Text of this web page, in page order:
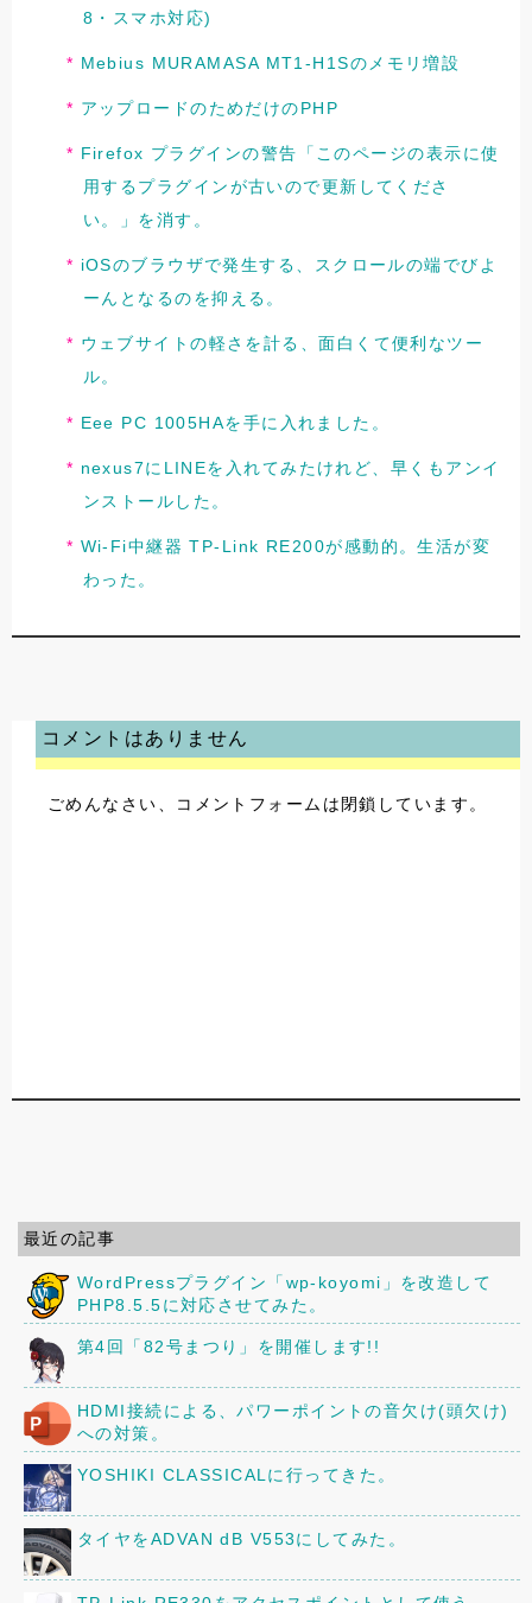
8・スマホ対応)
Mebius MURAMASA MT1-H1Sのメモリ増設
アップロードのためだけのPHP
Firefox プラグインの警告「このページの表示に使
用するプラグインが古いので更新してくださ
い。」を消す。
iOSのブラウザで発生する、スクロールの端でびよ
ーんとなるのを抑える。
ウェブサイトの軽さを計る、面白くて便利なツー
ル。
Eee PC 1005HAを手に入れました。
nexus7にLINEを入れてみたけれど、早くもアンイ
ンストールした。
Wi-Fi中継器 TP-Link RE200が感動的。生活が変
わった。
コメントはありません
ごめんなさい、コメントフォームは閉鎖しています。
最近の記事
WordPressプラグイン「wp-koyomi」を改造して
PHP8.5.5に対応させてみた。
第4回「82号まつり」を開催します!!
HDMI接続による、パワーポイントの音欠け(頭欠け)
への対策。
YOSHIKI CLASSICALに行ってきた。
タイヤをADVAN dB V553にしてみた。